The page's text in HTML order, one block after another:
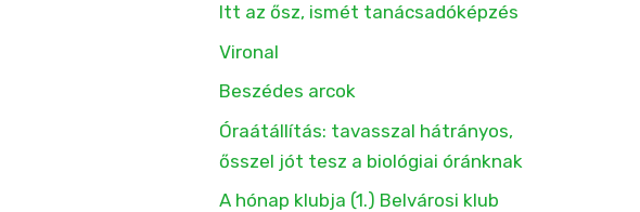
Itt az ősz, ismét tanácsadóképzés
Vironal
Beszédes arcok
Óraátállítás: tavasszal hátrányos,
ősszel jót tesz a biológiai óránknak
A hónap klubja (1.) Belvárosi klub